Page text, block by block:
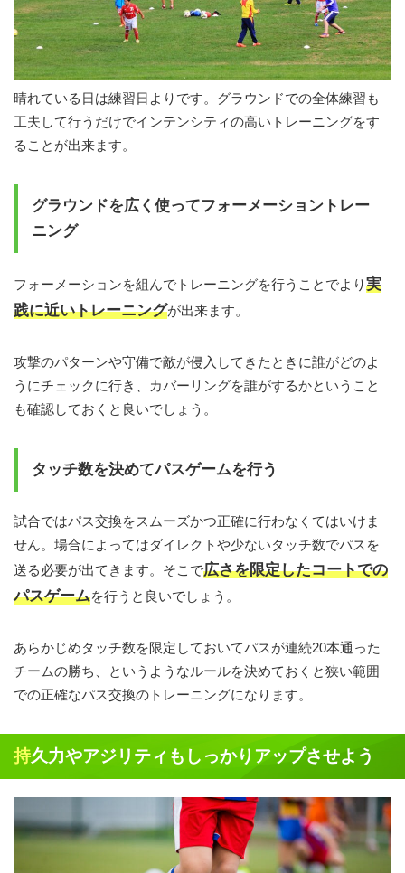
晴れている日は練習日よりです。グラウンドでの全体練習も
工夫して行うだけでインテンシティの高いトレーニングをす
ることが出来ます。
グラウンドを広く使ってフォーメーショントレー
ニング
フォーメーションを組んでトレーニングを行うことでより実
践に近いトレーニングが出来ます。
攻撃のパターンや守備で敵が侵入してきたときに誰がどのよ
うにチェックに行き、カバーリングを誰がするかということ
も確認しておくと良いでしょう。
タッチ数を決めてパスゲームを行う
試合ではパス交換をスムーズかつ正確に行わなくてはいけま
せん。場合によってはダイレクトや少ないタッチ数でパスを
送る必要が出てきます。そこで広さを限定したコートでの
パスゲームを行うと良いでしょう。
あらかじめタッチ数を限定しておいてパスが連続20本通った
チームの勝ち、というようなルールを決めておくと狭い範囲
での正確なパス交換のトレーニングになります。
持久力やアジリティもしっかりアップさせよう